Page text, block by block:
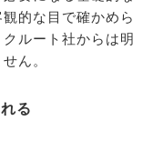
的な目で確かめら
ルート社からは明
ん。
る